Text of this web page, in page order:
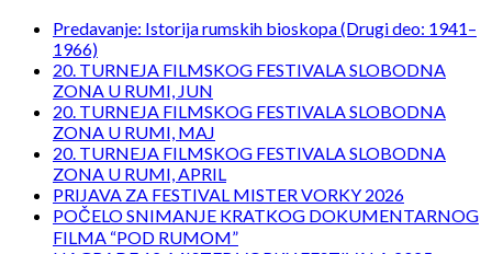
Predavanje: Istorija rumskih bioskopa (Drugi deo: 1941–
1966)
20. TURNEJA FILMSKOG FESTIVALA SLOBODNA
ZONA U RUMI, JUN
20. TURNEJA FILMSKOG FESTIVALA SLOBODNA
ZONA U RUMI, MAJ
20. TURNEJA FILMSKOG FESTIVALA SLOBODNA
ZONA U RUMI, APRIL
PRIJAVA ZA FESTIVAL MISTER VORKY 2026
POČELO SNIMANJE KRATKOG DOKUMENTARNOG
FILMA “POD RUMOM”